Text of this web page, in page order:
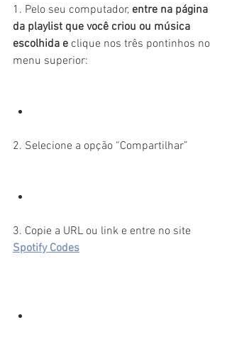
1. Pelo seu computador, entre na página
da playlist que você criou ou música
escolhida e clique nos três pontinhos no
menu superior:
2. Selecione a opção “Compartilhar”
3. Copie a URL ou link e entre no site
Spotify Codes